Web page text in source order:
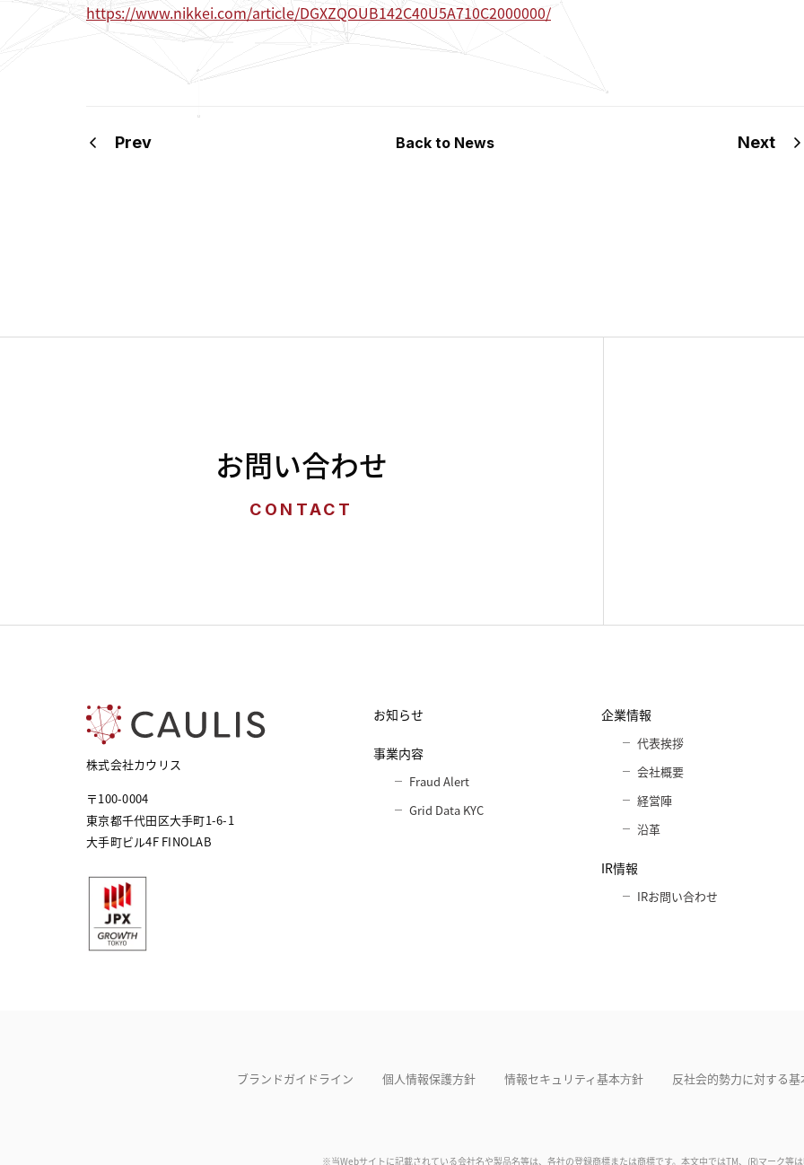
https://www.nikkei.com/article/DGXZQOUB142C40U5A710C2000000/
Prev Back to News Next
お問い合わせ
CONTACT
株式会社カウリス
〒100-0004
東京都千代田区大手町1-6-1
大手町ビル4F FINOLAB
お知らせ
事業内容
Fraud Alert
Grid Data KYC
企業情報
代表挨拶
会社概要
経営陣
沿革
IR情報
IRお問い合わせ
ブランドガイドライン 個人情報保護方針 情報セキュリティ基本⽅針 反社会的勢力に対する基
※当Webサイトに記載されている会社名や製品名等は、各社の登録商標または商標です。本文中ではTM、(R)マーク等は